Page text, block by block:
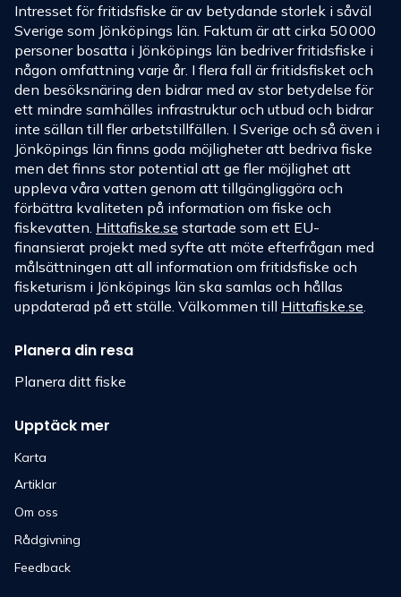
Intresset för fritidsfiske är av betydande storlek i såväl
Sverige som Jönköpings län. Faktum är att cirka 50 000
personer bosatta i Jönköpings län bedriver fritidsfiske i
någon omfattning varje år. I flera fall är fritidsfisket och
den besöksnäring den bidrar med av stor betydelse för
ett mindre samhälles infrastruktur och utbud och bidrar
inte sällan till fler arbetstillfällen. I Sverige och så även i
Jönköpings län finns goda möjligheter att bedriva fiske
men det finns stor potential att ge fler möjlighet att
uppleva våra vatten genom att tillgängliggöra och
förbättra kvaliteten på information om fiske och
fiskevatten. Hittafiske.se startade som ett EU-
finansierat projekt med syfte att möte efterfrågan med
målsättningen att all information om fritidsfiske och
fisketurism i Jönköpings län ska samlas och hållas
uppdaterad på ett ställe. Välkommen till Hittafiske.se
Planera din resa
Planera ditt fiske
Upptäck mer
Karta
Artiklar
Om oss
Rådgivning
Feedback